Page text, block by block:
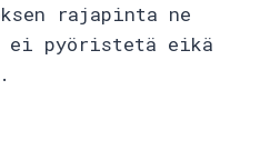
rajapinta ne
ei pyöristetä eikä